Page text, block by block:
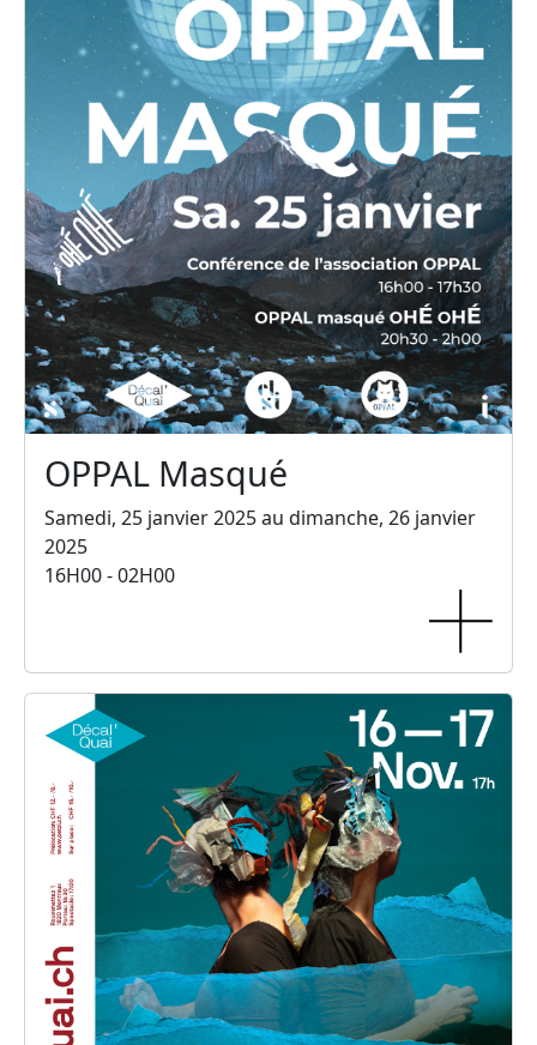
OPPAL Masqué
Samedi, 25 janvier 2025 au dimanche, 26 janvier
2025
16H00 - 02H00